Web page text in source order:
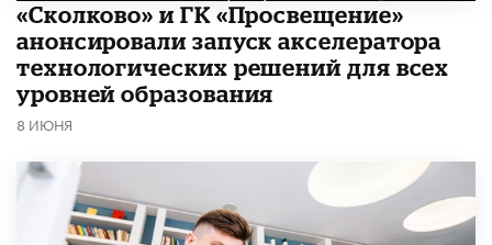
«Сколково» и ГК «Просвещение»
анонсировали запуск акселератора
технологических решений для всех
уровней образования
8 ИЮНЯ